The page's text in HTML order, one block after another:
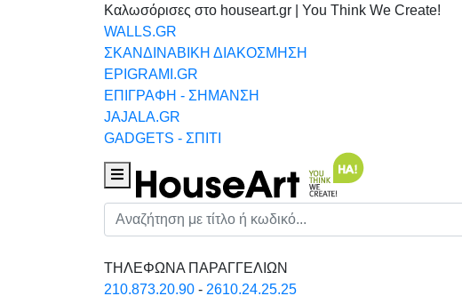
Καλωσόρισες στο houseart.gr | You Think We Create!
WALLS.GR
ΣΚΑΝΔΙΝΑΒΙΚΗ ΔΙΑΚΟΣΜΗΣΗ
EPIGRAMI.GR
ΕΠΙΓΡΑΦΗ - ΣΗΜΑΝΣΗ
JAJALA.GR
GADGETS - ΣΠΙΤΙ
Houseart Menu
Αναζήτηση
ΤΗΛΕΦΩΝΑ ΠΑΡΑΓΓΕΛΙΩΝ
210.873.20.90 - 2610.24.25.25